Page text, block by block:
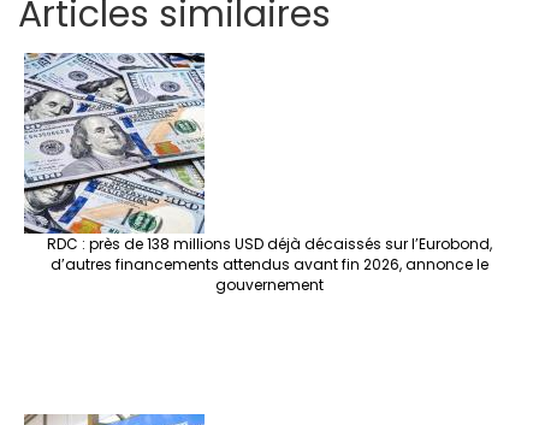
ar
e
b
o
o
k
tt
er
ag er
Articles similaires
RDC : près de 138 millions USD déjà décaissés sur l’Eurobond,
d’autres financements attendus avant fin 2026, annonce le
gouvernement